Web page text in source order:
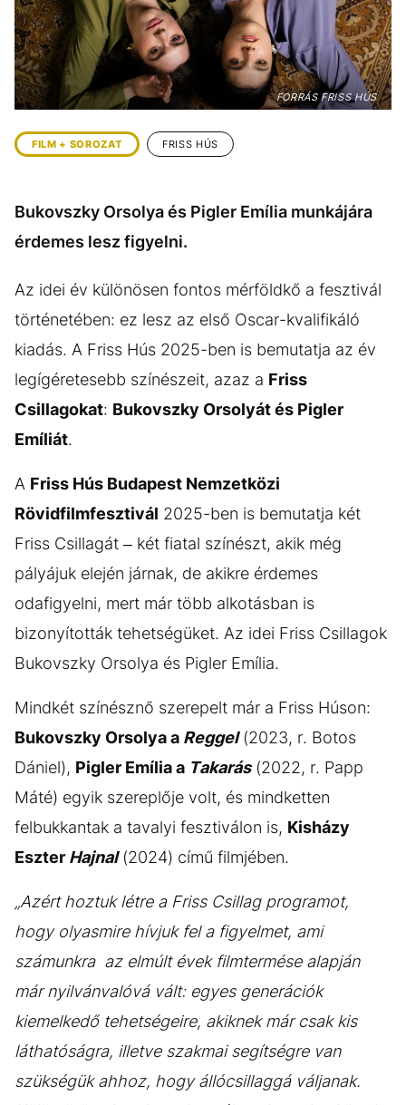
KÖZÉLET UTAZÁS
ÉLETMÓD DESIGN
BESZÉLGETÉSEK ARCOK
GASZTRO
FORRÁS FRISS HÚS
FILM + SOROZAT FRISS HÚS
Bukovszky Orsolya és Pigler Emília munkájára
érdemes lesz figyelni.
Az idei év különösen fontos mérföldkő a fesztivál
történetében: ez lesz az első Oscar-kvalifikáló
kiadás. A Friss Hús 2025-ben is bemutatja az év
legígéretesebb színészeit, azaz a Friss
Csillagokat: Bukovszky Orsolyát és Pigler
Emíliát.
A Friss Hús Budapest Nemzetközi
Rövidfilmfesztivál 2025-ben is bemutatja két
Friss Csillagát – két fiatal színészt, akik még
pályájuk elején járnak, de akikre érdemes
odafigyelni, mert már több alkotásban is
bizonyították tehetségüket. Az idei Friss Csillagok
Bukovszky Orsolya és Pigler Emília.
Mindkét színésznő szerepelt már a Friss Húson:
Bukovszky Orsolya a Reggel(2023, r. Botos
Dániel), Pigler Emília a Takarás(2022, r. Papp
Máté) egyik szereplője volt, és mindketten
felbukkantak a tavalyi fesztiválon is, Kisházy
Eszter Hajnal(2024) című filmjében.
„Azért hoztuk létre a Friss Csillag programot,
hogy olyasmire hívjuk fel a figyelmet, ami
számunkra az elmúlt évek filmtermése alapján
már nyilvánvalóvá vált: egyes generációk
kiemelkedő tehetségeire, akiknek már csak kis
láthatóságra, illetve szakmai segítségre van
szükségük ahhoz, hogy állócsillaggá váljanak.